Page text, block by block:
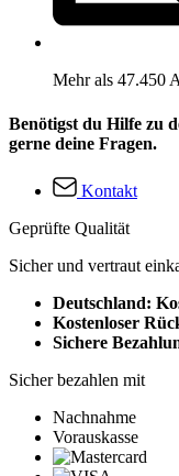
Mehr als 47.450
Benötigst du Hilfe zu
gerne deine Fragen.
Kontakt
Geprüfte Qualität
Sicher und vertraut
Deutschland:
Kostenloser
Sichere
Sicher bezahlen mit
Nachnahme
Vorauskasse